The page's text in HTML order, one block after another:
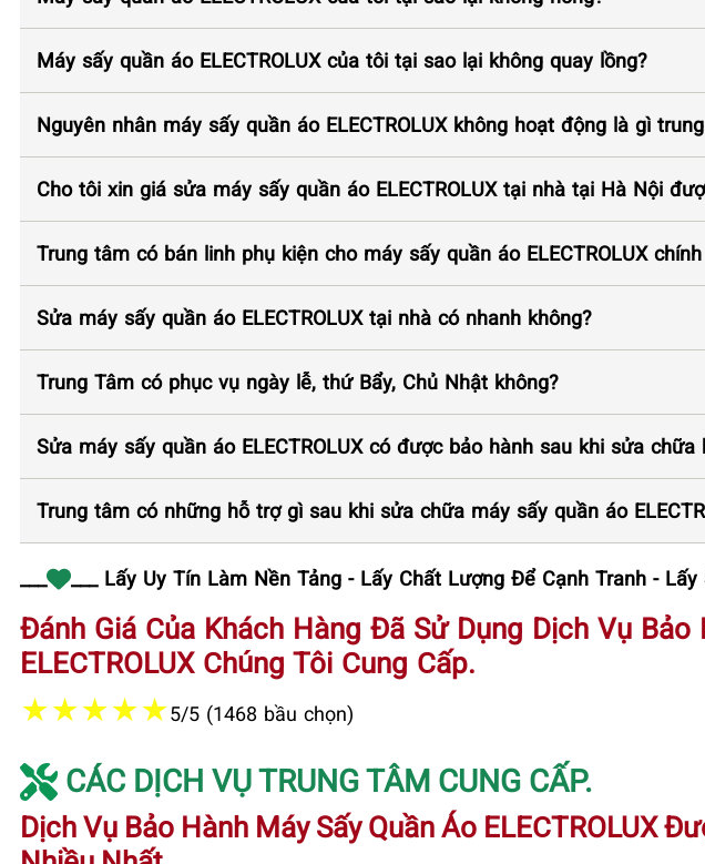
Máy sấy quần áo ELECTROLUX của tôi tại sao lại không quay lồng?
Nguyên nhân máy sấy quần áo ELECTROLUX không hoạt động là gì
Cho tôi xin giá sửa máy sấy quần áo ELECTROLUX tại nhà tại Hà Nội
Trung tâm có bán linh phụ kiện cho máy sấy quần áo ELECTROLUX
Sửa máy sấy quần áo ELECTROLUX tại nhà có nhanh không?
Trung Tâm có phục vụ ngày lễ, thứ Bẩy, Chủ Nhật không?
Sửa máy sấy quần áo ELECTROLUX có được bảo hành sau khi sửa chữa
Trung tâm có những hỗ trợ gì sau khi sửa chữa máy sấy quần áo
___ ___ Lấy Uy Tín Làm Nền Tảng - Lấy Chất Lượng Để Cạnh Tranh -
Đánh Giá Của Khách Hàng Đã Sử Dụng Dịch Vụ Bảo
ELECTROLUX Chúng Tôi Cung Cấp.
★★★★★5/5 (1468 bầu chọn)
CÁC DỊCH VỤ TRUNG TÂM CUNG CẤP.
Dịch Vụ Bảo Hành Máy Sấy Quần Áo ELECTROLUX